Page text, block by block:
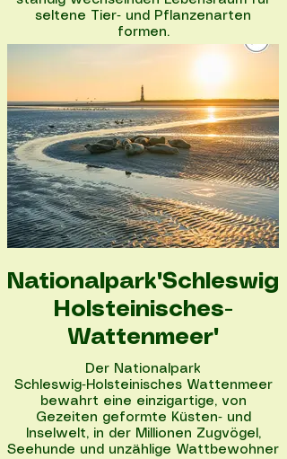
seltene Tier‑ und Pflanzenarten
formen.
Nationalpark"Schleswig-
Holsteinisches-
Wattenmeer"
Der Nationalpark
Schleswig‑Holsteinisches Wattenmeer
bewahrt eine einzigartige, von
Gezeiten geformte Küsten‑ und
Inselwelt, in der Millionen Zugvögel,
Seehunde und unzählige Wattbewohner